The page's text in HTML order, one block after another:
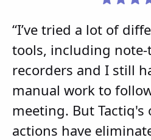
“I’ve tried a lot of
tools, including
recorders and I still
manual work to
meeting. But Tactiq's
actions have